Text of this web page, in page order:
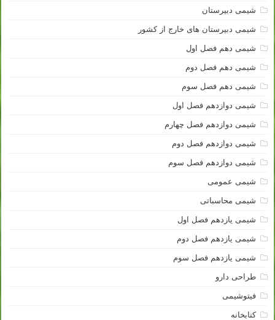
شیمی دبیرستان
شیمی دبیرستان های خارج از کشور
شیمی دهم فصل اول
شیمی دهم فصل دوم
شیمی دهم فصل سوم
شیمی دوازدهم فصل اول
شیمی دوازدهم فصل چهارم
شیمی دوازدهم فصل دوم
شیمی دوازدهم فصل سوم
شیمی عمومی
شیمی محاسباتی
شیمی یازدهم فصل اول
شیمی یازدهم فصل دوم
شیمی یازدهم فصل سوم
طراحی دارو
فیتوشیمی
کتابخانه